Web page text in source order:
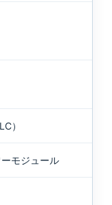
）
モジュール